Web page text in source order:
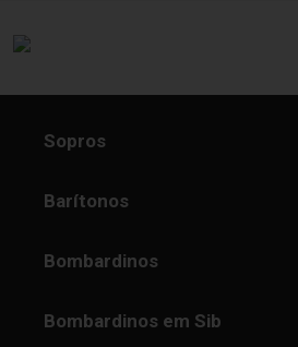
Sopros
Barítonos
Bombardinos
Bombardinos em Sib